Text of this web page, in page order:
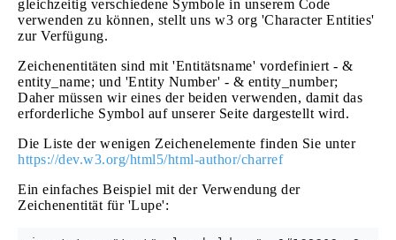
gleichzeitig verschiedene Symbole in unserem Code
verwenden zu können, stellt uns w3 org 'Character Entities'
zur Verfügung.
Zeichenentitäten sind mit 'Entitätsname' vordefiniert - &
entity_name; und 'Entity Number' - & entity_number;
Daher müssen wir eines der beiden verwenden, damit das
erforderliche Symbol auf unserer Seite dargestellt wird.
Die Liste der wenigen Zeichenelemente finden Sie unter
https://dev.w3.org/html5/html-author/charref
Ein einfaches Beispiel mit der Verwendung der
Zeichenentität für 'Lupe':